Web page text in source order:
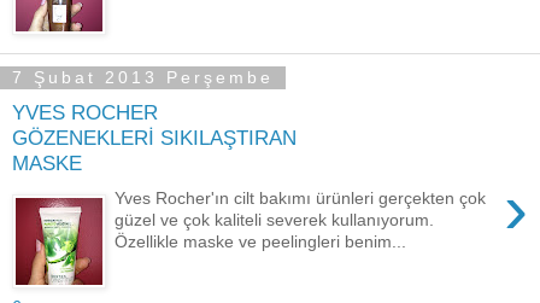
7 Şubat 2013 Perşembe
YVES ROCHER
GÖZENEKLERİ SIKILAŞTIRAN
MASKE
›
Yves Rocher'ın cilt bakımı ürünleri gerçekten çok
güzel ve çok kaliteli severek kullanıyorum.
Özellikle maske ve peelingleri benim...